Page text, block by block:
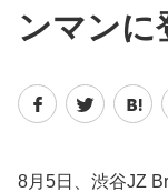
DRESS
ライフス
ファッシ
ンマンに
8月5日、渋谷JZ